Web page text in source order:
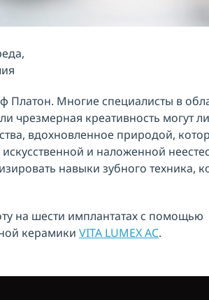
Платон. Многие специалисты в
чрезмерная креативность могут
вдохновленное природой,
и наложенной
навыки зубного техника,
на шести имплантатах с помощью
керамики VITA LUMEX AC.